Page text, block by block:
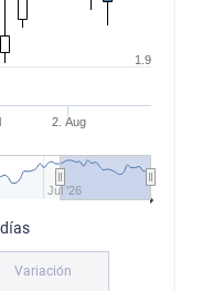
2. Aug
Jul '26
1.9
Variación